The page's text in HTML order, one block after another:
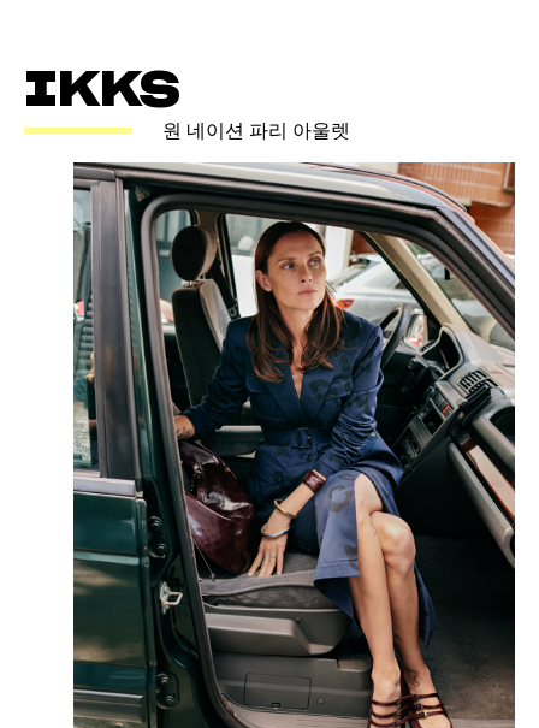
IKKS
원 네이션 파리 아울렛